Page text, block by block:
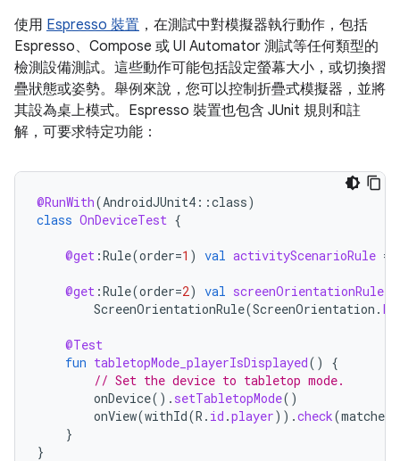
使用 Espresso 裝置 ，在測試中對模擬器執行動作，包括
Espresso、Compose 或 UI Automator 測試等任何類型的
檢測設備測試。這些動作可能包括設定螢幕大小，或切換摺
疊狀態或姿勢。舉例來說，您可以控制折疊式模擬器，並將
其設為桌上模式。Espresso 裝置也包含 JUnit 規則和註
解，可要求特定功能：
@RunWith(AndroidJUnit4 ::class)
class OnDeviceTest {
@get :Rule(order=1 ) val activityScenarioRule =
@get :Rule(order=2) val screenOrientationRule
ScreenOrientationRule(ScreenOrientation .
@Test
fun tabletopMode_playerIsDisplayed()
{
// Set the device to tabletop mode.
onDevice(). setTabletopMode()
onView(withId(R . id .player)).check(matches
}
}